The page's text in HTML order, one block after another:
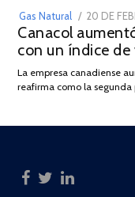
Gas Natural
POSTED
ON
20 DE
Canacol
con un índice de
La empresa canadiense
reafirma como la